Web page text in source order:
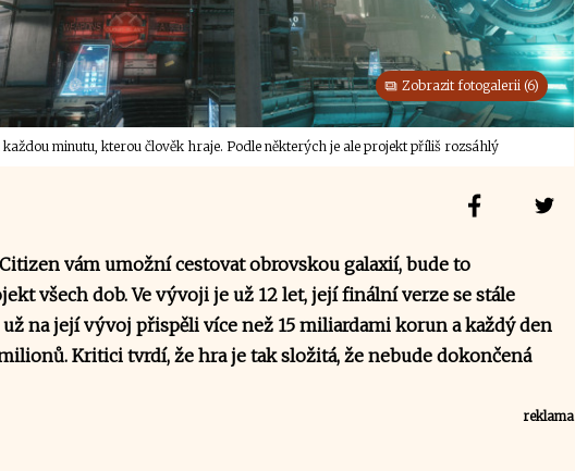
Zobrazit fotogalerii (6)
minutu, kterou člověk hraje. Podle některých je ale projekt příliš rozsáhlý
vám umožní cestovat obrovskou galaxií, bude to
všech dob. Ve vývoji je už 12 let, její finální verze se stále
už na její vývoj přispěli více než 15 miliardami korun a každý den
Kritici tvrdí, že hra je tak složitá, že nebude dokončená
reklama